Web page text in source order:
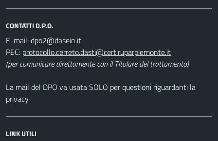
CONTATTI D.P.O.
E-mail:
PEC:
(per comunicare direttamente con il Titolare del trattamento)
La mail del DPO va usata SOLO per questioni riguardanti la
privacy
LINK UTILI